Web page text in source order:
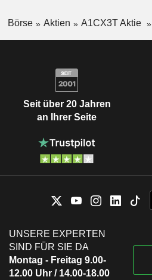
Börse Aktien A1CX3T Aktie
Seit über 20 Jahren
an Ihrer Seite
UNSERE EXPERTEN
SIND FÜR SIE DA
Montag - Freitag 9.00-
12.00 Uhr / 14.00-18.00